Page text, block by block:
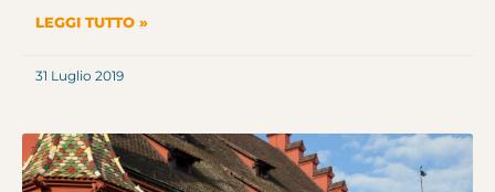
LEGGI TUTTO »
31 Luglio 2019